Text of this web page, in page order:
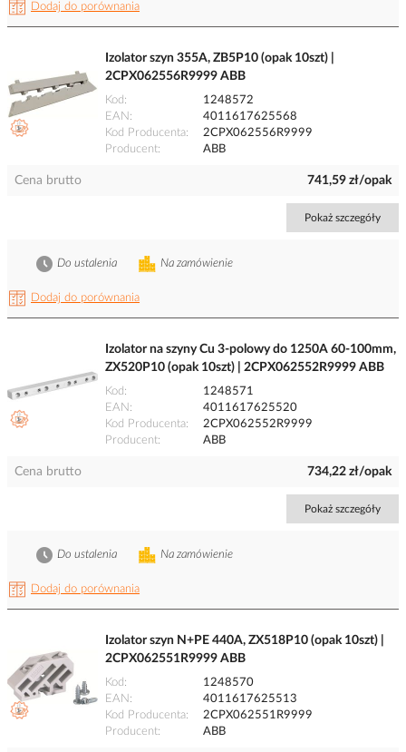
Dodaj do porównania
Izolator szyn 355A, ZB5P10 (opak 10szt) |
2CPX062556R9999 ABB
Kod
1248572
EAN
4011617625568
Kod Producenta
2CPX062556R9999
Producent
ABB
Cena brutto 741,59 zł/opak
Pokaż szczegóły
Dodaj do porównania
Na zamówienie
Do ustalenia
Izolator na szyny Cu 3-polowy do 1250A 60-100mm,
ZX520P10 (opak 10szt) | 2CPX062552R9999 ABB
Kod
1248571
EAN
4011617625520
Kod Producenta
2CPX062552R9999
Producent
ABB
Cena brutto 734,22 zł/opak
Pokaż szczegóły
Dodaj do porównania
Na zamówienie
Do ustalenia
Izolator szyn N+PE 440A, ZX518P10 (opak 10szt) |
2CPX062551R9999 ABB
Kod
1248570
EAN
4011617625513
Kod Producenta
2CPX062551R9999
Producent
ABB